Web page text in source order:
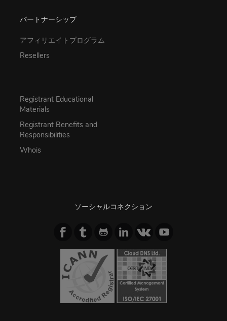
パートナーシップ
アフィリエイトプログラム
Resellers
Registrant Educational
Materials
Registrant Benefits and
Responsibilities
Whois
ソーシャルコネクション